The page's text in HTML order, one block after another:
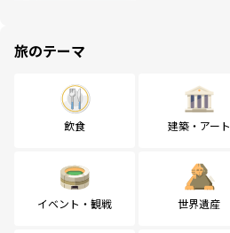
旅のテーマ
飲食 建築・アート
イベント・観戦 世界遺産